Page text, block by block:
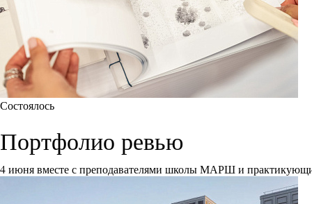
Состоялось
Портфолио ревью
4 июня вместе с преподавателями школы МАРШ и